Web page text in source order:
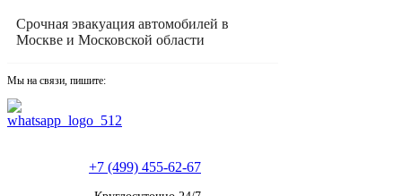
Срочная эвакуация автомобилей в
Москве и Московской области
Мы на связи, пишите:
+7 (499) 455-62-67